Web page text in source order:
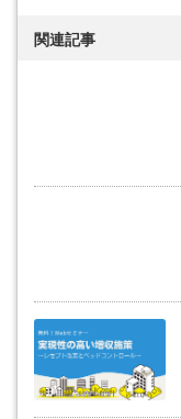
関連記事